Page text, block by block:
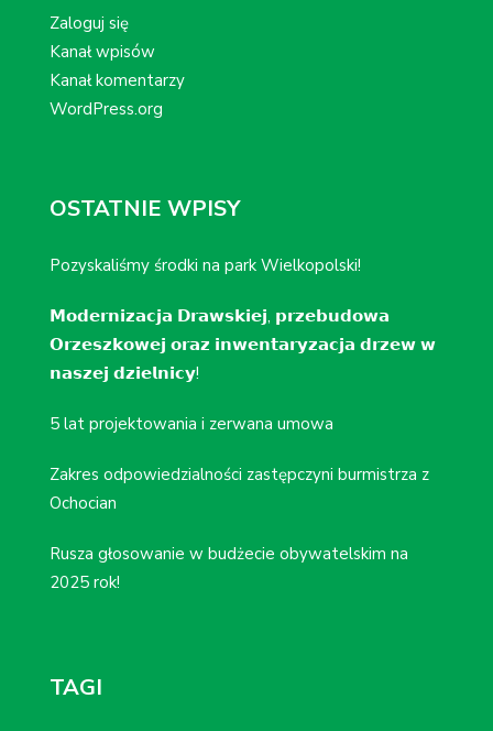
Zaloguj się
Kanał wpisów
Kanał komentarzy
WordPress.org
OSTATNIE WPISY
Pozyskaliśmy środki na park Wielkopolski!
𝗠𝗼𝗱𝗲𝗿𝗻𝗶𝘇𝗮𝗰𝗷𝗮 𝗗𝗿𝗮𝘄𝘀𝗸𝗶𝗲𝗷, 𝗽𝗿𝘇𝗲𝗯𝘂𝗱𝗼𝘄𝗮
𝗢𝗿𝘇𝗲𝘀𝘇𝗸𝗼𝘄𝗲𝗷 𝗼𝗿𝗮𝘇 𝗶𝗻𝘄𝗲𝗻𝘁𝗮𝗿𝘆𝘇𝗮𝗰𝗷𝗮 𝗱𝗿𝘇𝗲𝘄 𝘄
𝗻𝗮𝘀𝘇𝗲𝗷 𝗱𝘇𝗶𝗲𝗹𝗻𝗶𝗰𝘆!
5 lat projektowania i zerwana umowa
Zakres odpowiedzialności zastępczyni burmistrza z
Ochocian
Rusza głosowanie w budżecie obywatelskim na
2025 rok!
TAGI